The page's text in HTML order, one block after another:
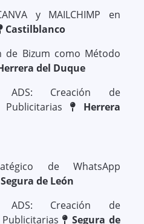
y MAILCHIMP en
Castilblanco
de Bizum como Método
del Duque
ADS: Creación de
Publicitarias
Herrera
de WhatsApp
Segura de León
ADS: Creación de
Segura de